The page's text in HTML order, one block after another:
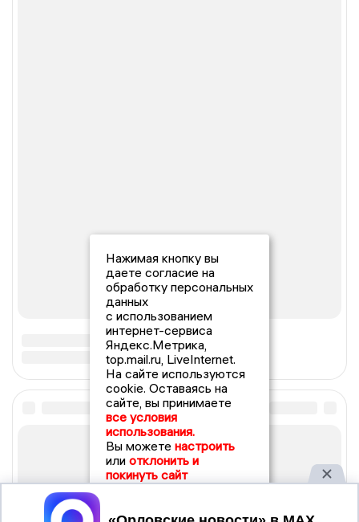
Нажимая кнопку вы
даете согласие на
обработку персональных
данных
с использованием
интернет-сервиса
Яндекс.Метрика,
top.mail.ru, LiveInternet.
На сайте используются
cookie. Оставаясь на
сайте, вы принимаете
все условия
использования.
Вы можете настроить
или отклонить и
покинуть сайт
Принять